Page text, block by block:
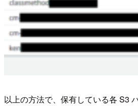
以上の方法で、保有している各 S3